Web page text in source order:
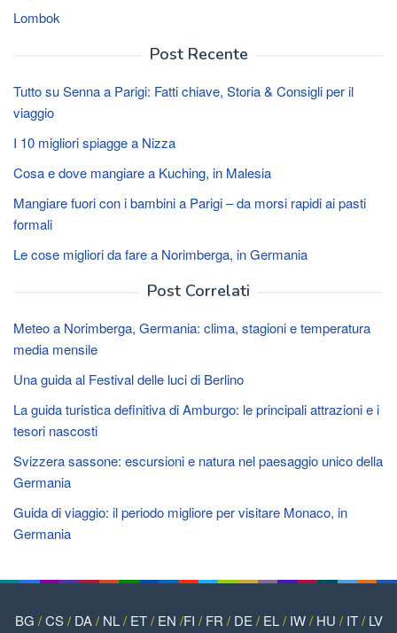
Lombok
Post Recente
Tutto su Senna a Parigi: Fatti chiave, Storia & Consigli per il
viaggio
I 10 migliori spiagge a Nizza
Cosa e dove mangiare a Kuching, in Malesia
Mangiare fuori con i bambini a Parigi – da morsi rapidi ai pasti
formali
Le cose migliori da fare a Norimberga, in Germania
Post Correlati
Meteo a Norimberga, Germania: clima, stagioni e temperatura
media mensile
Una guida al Festival delle luci di Berlino
La guida turistica definitiva di Amburgo: le principali attrazioni e i
tesori nascosti
Svizzera sassone: escursioni e natura nel paesaggio unico della
Germania
Guida di viaggio: il periodo migliore per visitare Monaco, in
Germania
BG /CS/ DA/ NL/ ET/ EN /FI / FR / DE / EL/ IW/ HU / IT/ LV